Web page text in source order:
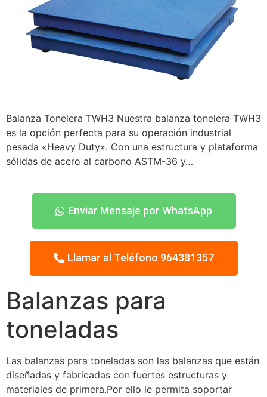
Balanza Tonelera TWH3 Nuestra balanza tonelera TWH3
es la opción perfecta para su operación industrial
pesada «Heavy Duty». Con una estructura y plataforma
sólidas de acero al carbono ASTM-36 y…
Enviar Mensaje por WhatsApp
Llamar al Teléfono 964381357
Balanzas para
toneladas
Las balanzas para toneladas son las balanzas que están
diseñadas y fabricadas con fuertes estructuras y
materiales de primera.Por ello le permita soportar